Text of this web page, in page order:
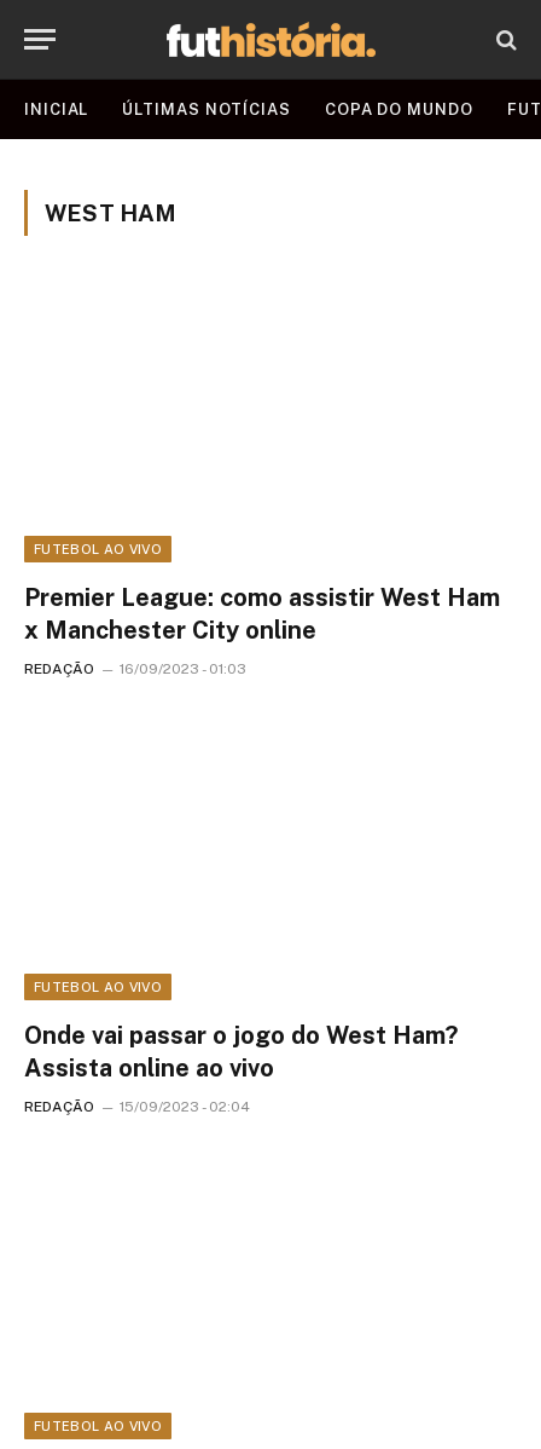
INICIAL ÚLTIMAS NOTÍCIAS COPA DO MUNDO
WEST HAM
FUTEBOL AO VIVO
Premier League: como assistir West Ham
x Manchester City online
REDAÇÃO 16/09/2023 - 01:03
FUTEBOL AO VIVO
Onde vai passar o jogo do West Ham?
Assista online ao vivo
REDAÇÃO 15/09/2023 - 02:04
FUTEBOL AO VIVO